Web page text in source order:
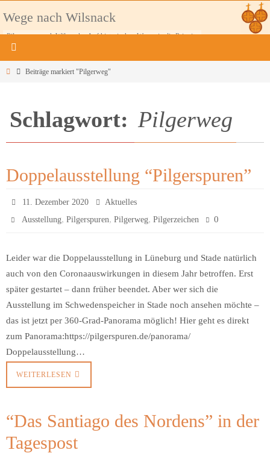
Inhalt
Wege nach Wilsnack
Pilgerwege nach Wilsnack - Auf historischen Wegen in die Prignitz
HomeBeiträge markiert "Pilgerweg"
Schlagwort: Pilgerweg
Doppelausstellung “Pilgerspuren”
11. Dezember 2020
Aktuelles
Ausstellung,Pilgerspuren,Pilgerweg,Pilgerzeichen 0
Leider war die Doppelausstellung in Lüneburg und Stade natürlich
auch von den Coronaauswirkungen in diesem Jahr betroffen. Erst
später gestartet – dann früher beendet. Aber wer sich die
Ausstellung im Schwedenspeicher in Stade noch ansehen möchte –
das ist jetzt per 360-Grad-Panorama möglich! Hier geht es direkt
zum Panorama:https://pilgerspuren.de/panorama/
Doppelausstellung…
WEITERLESEN
“Das Santiago des Nordens” in der
Tagespost